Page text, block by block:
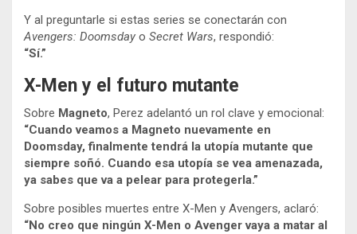
Y al preguntarle si estas series se conectarán con
Avengers: Doomsday o Secret Wars, respondió:
“Sí.”
X-Men y el futuro mutante
Sobre Magneto, Perez adelantó un rol clave y emocional:
“Cuando veamos a Magneto nuevamente en
Doomsday, finalmente tendrá la utopía mutante que
siempre soñó. Cuando esa utopía se vea amenazada,
ya sabes que va a pelear para protegerla.”
Sobre posibles muertes entre X-Men y Avengers, aclaró:
“No creo que ningún X-Men o Avenger vaya a matar al